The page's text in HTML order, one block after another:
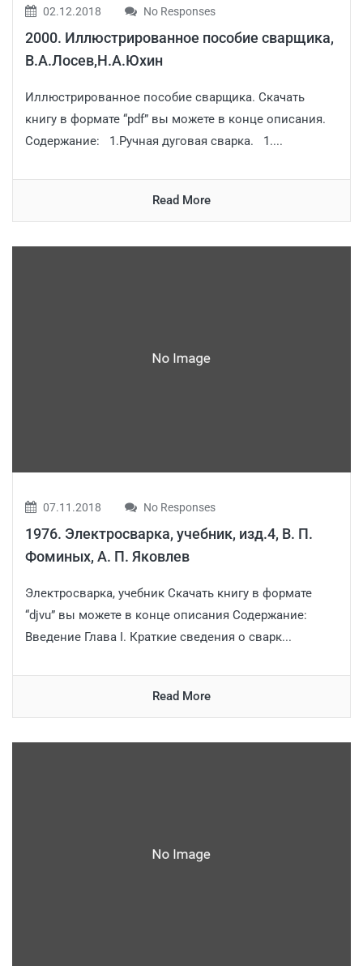
02.12.2018 No Responses
2000. Иллюстрированное пособие сварщика,
В.А.Лосев,Н.А.Юхин
Иллюстрированное пособие сварщика. Скачать
книгу в формате “pdf” вы можете в конце описания.
Содержание: 1.Ручная дуговая сварка. 1....
Read More
07.11.2018 No Responses
1976. Электросварка, учебник, изд.4, В. П.
Фоминых, А. П. Яковлев
Электросварка, учебник Скачать книгу в формате
“djvu” вы можете в конце описания Содержание:
Введение Глава I. Краткие сведения о сварк...
Read More